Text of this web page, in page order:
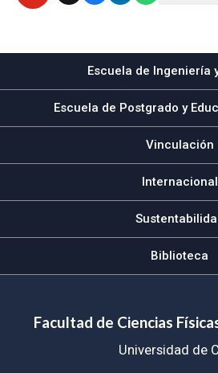
Escuela de Ingeniería
Escuela de Postgrado y
Vinculación
Internacional
Biblioteca
Facultad de Ciencias
Universidad de